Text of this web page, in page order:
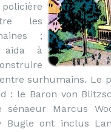
les
;
aida à
surhumains. Le
: le Baron von
Marcus
Bugle ont inclus